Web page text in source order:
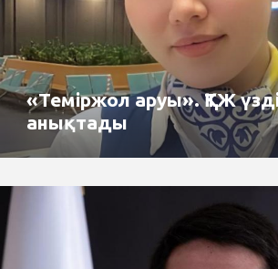
«Теміржол аруы». ҚТЖ
анықтады